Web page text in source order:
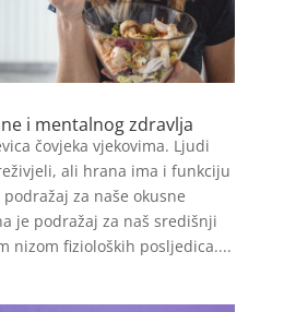
i mentalnog zdravlja
čovjeka vjekovima. Ljudi
ali hrana ima i funkciju
za naše okusne
je podražaj za naš središnji
nizom fizioloških posljedica....